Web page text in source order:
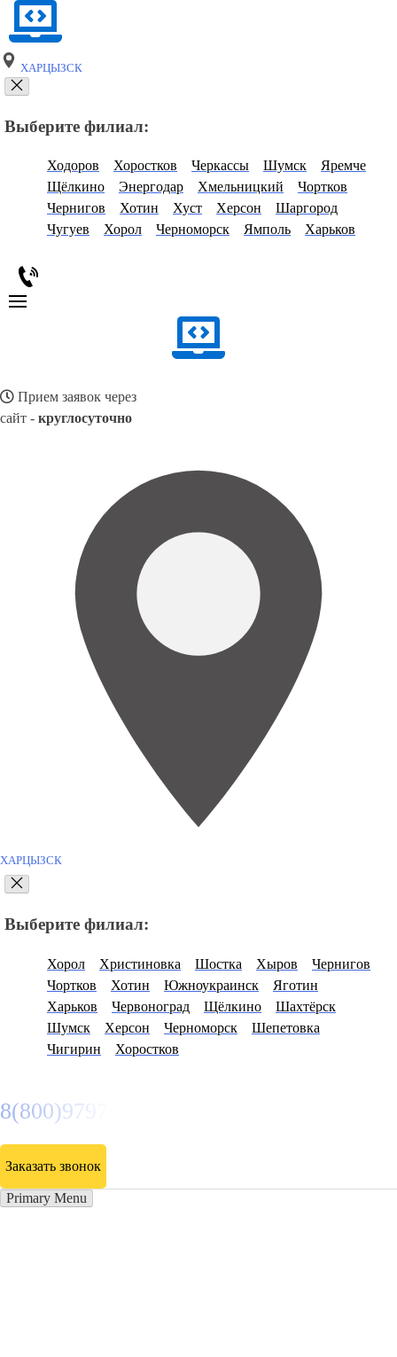
ХАРЦЫЗСК
Выберите филиал:
Ходоров Хоростков Черкассы Шумск
Яремче
Щёлкино
Энергодар Хмельницкий
Чортков
Чернигов
Хотин Хуст Херсон
Шаргород
Чугуев
Хорол Черноморск Ямполь Харьков
Прием заявок через
сайт - круглосуточно
ХАРЦЫЗСК
Выберите филиал:
Хорол Христиновка Шостка Хыров
Чернигов
Чортков
Хотин Южноукраинск
Яготин
Харьков
Червоноград Щёлкино
Шахтёрск
Шумск
Херсон Черноморск
Шепетовка
Чигирин
Хоростков
8(800)9797043
Заказать звонок
Primary Menu